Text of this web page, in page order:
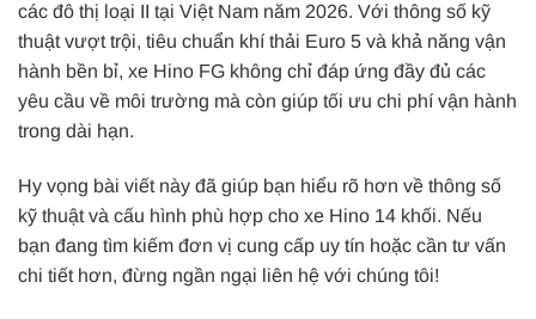
các đô thị loại II tại Việt Nam năm 2026. Với thông số kỹ
thuật vượt trội, tiêu chuẩn khí thải Euro 5 và khả năng vận
hành bền bỉ, xe Hino FG không chỉ đáp ứng đầy đủ các
yêu cầu về môi trường mà còn giúp tối ưu chi phí vận hành
trong dài hạn.
Hy vọng bài viết này đã giúp bạn hiểu rõ hơn về thông số
kỹ thuật và cấu hình phù hợp cho xe Hino 14 khối. Nếu
bạn đang tìm kiếm đơn vị cung cấp uy tín hoặc cần tư vấn
chi tiết hơn, đừng ngần ngại liên hệ với chúng tôi!